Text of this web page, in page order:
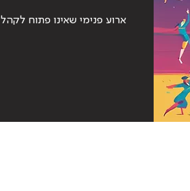
ארוע פנימי שאינו פתוח